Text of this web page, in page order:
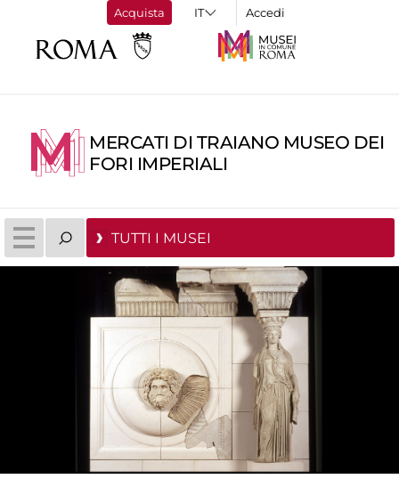
Acquista Accedi
MERCATI DI TRAIANO MUSEO DEI
FORI IMPERIALI
TUTTI I MUSEI